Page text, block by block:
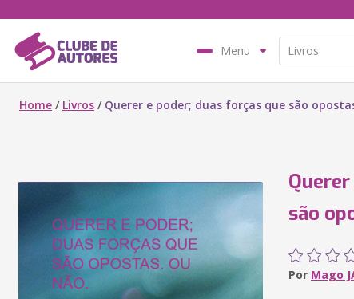
Menu
Home / Livros / Querer e poder; duas forças que são
são
Por Mago